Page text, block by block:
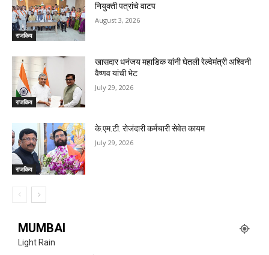
राजकिय
नियुक्ती पत्रांचे वाटप
August 3, 2026
राजकिय
खासदार धनंजय महाडिक यांनी घेतली रेल्वेमंत्री अश्विनी
वैष्णव यांची भेट
July 29, 2026
राजकिय
के.एम.टी. रोजंदारी कर्मचारी सेवेत कायम
July 29, 2026
MUMBAI
Light Rain